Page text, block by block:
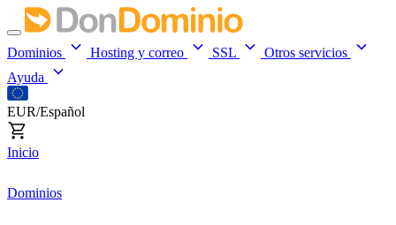
Dominios Hosting y correo SSL
Otros servicios
Ayuda
EUR/Español
Inicio
Dominios